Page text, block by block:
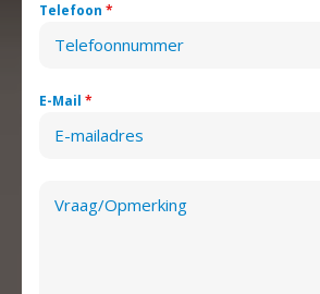
Telefoon *
E-Mail *